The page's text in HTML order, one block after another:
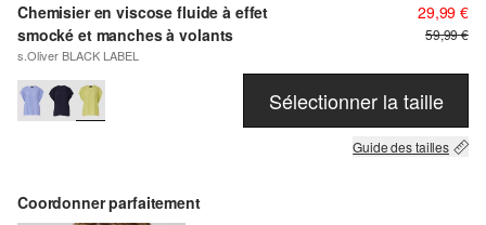
Chemisier en viscose fluide à effet
smocké et manches à volants
s.Oliver BLACK LABEL
29,99 €
59,99 €
Sélectionner la taille
Guide des tailles
Coordonner parfaitement